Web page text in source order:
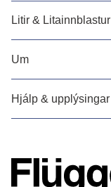
Litir & Litainnblastur
Um
Hjálp & upplýsingar